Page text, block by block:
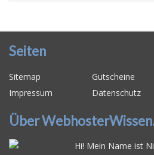
Seiten
Sitemap Gutscheine
Impressum
Datenschutz
Über
Hi! Mein Name ist